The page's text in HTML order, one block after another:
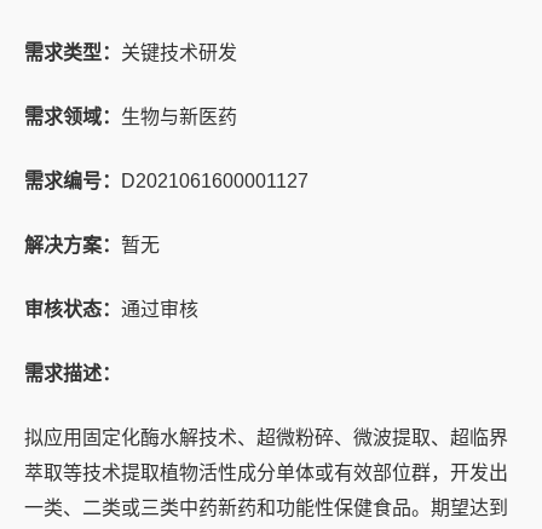
需求类型： 关键技术研发
需求领域： 生物与新医药
需求编号： D2021061600001127
解决方案： 暂无
审核状态： 通过审核
需求描述：
拟应用固定化酶水解技术、超微粉碎、微波提取、超临界
萃取等技术提取植物活性成分单体或有效部位群，开发出
一类、二类或三类中药新药和功能性保健食品。期望达到